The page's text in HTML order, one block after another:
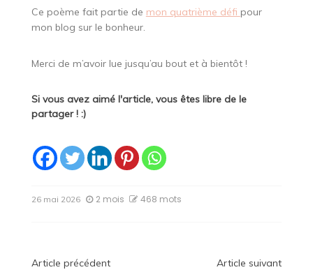
Ce poème fait partie de mon quatrième défi pour
mon blog sur le bonheur.
Merci de m’avoir lue jusqu’au bout et à bientôt !
Si vous avez aimé l'article, vous êtes libre de le
partager ! :)
26 mai 2026 2 mois 468 mots
Navigation
Article précédent Article suivant